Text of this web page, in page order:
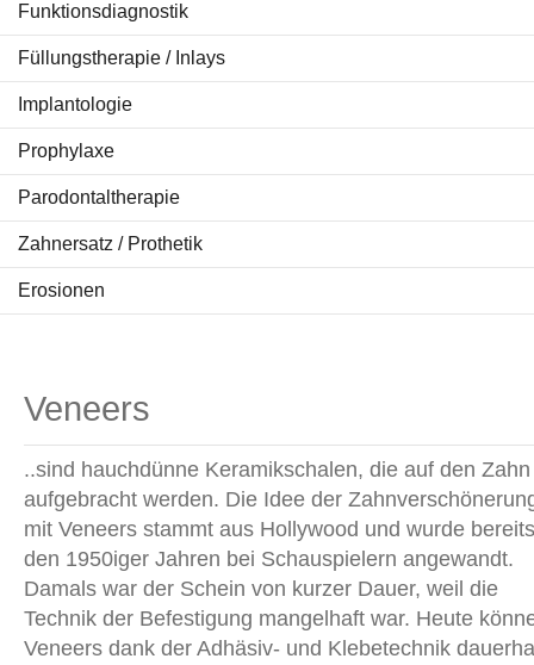
Funktionsdiagnostik
Füllungstherapie / Inlays
Implantologie
Prophylaxe
Parodontaltherapie
Zahnersatz / Prothetik
Erosionen
Veneers
..sind hauchdünne Keramikschalen, die auf den Zahn
aufgebracht werden. Die Idee der
mit Veneers stammt aus Hollywood und wurde
den 1950iger Jahren bei Schauspielern angewandt.
Damals war der Schein von kurzer Dauer, weil die
Technik der Befestigung mangelhaft war. Heute
Veneers dank der Adhäsiv- und Klebetechnik